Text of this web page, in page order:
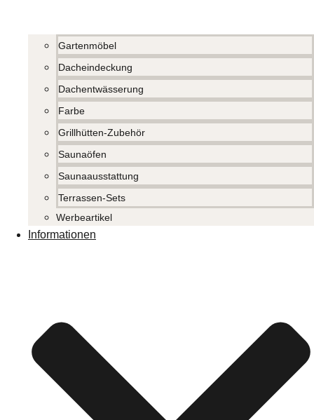
Gartenmöbel
Dacheindeckung
Dachentwässerung
Farbe
Grillhütten-Zubehör
Saunaöfen
Saunaausstattung
Terrassen-Sets
Werbeartikel
Informationen